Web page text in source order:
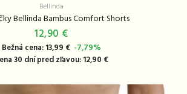
Bellinda
Bellinda Bambus Comfort Shorts
12,90 €
Bežná cena: 13,99 € -7,79%
30 dní pred zľavou: 12,90 €